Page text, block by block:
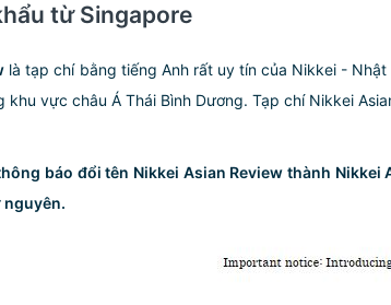
từ Singapore
là tạp chí bằng tiếng Anh rất uy tín của Nikkei -
khu vực châu Á Thái Bình Dương. Tạp chí Nikkei
báo đổi tên Nikkei Asian Review thành